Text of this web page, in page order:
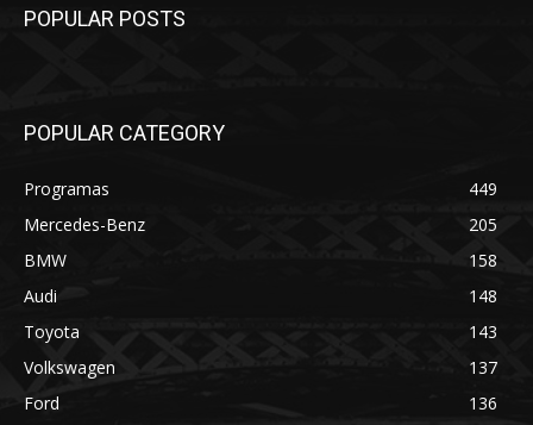
POPULAR POSTS
POPULAR CATEGORY
Programas
449
Mercedes-Benz
205
BMW
158
Audi
148
Toyota
143
Volkswagen
137
Ford
136